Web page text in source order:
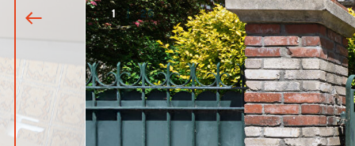
1 | 25